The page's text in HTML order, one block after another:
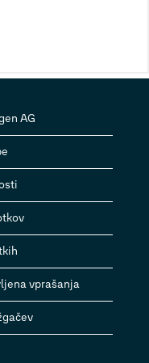
AG
vprašanja